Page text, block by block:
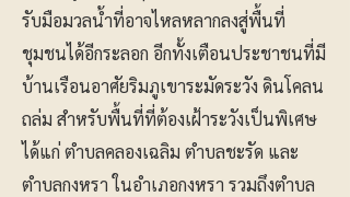
รับมือมวลน้ำที่อาจไหลหลากลงสู่พื้นที่
ชุมชนได้อีกระลอก อีกทั้งเตือนประชาชนที่มี
บ้านเรือนอาศัยริมภูเขาระมัดระวัง ดินโคลน
ถล่ม สำหรับพื้นที่ที่ต้องเฝ้าระวังเป็นพิเศษ
ได้แก่ ตำบลคลองเฉลิม ตำบลชะรัด และ
ตำบลกงหรา ในอำเภอกงหรา รวมถึงตำบล